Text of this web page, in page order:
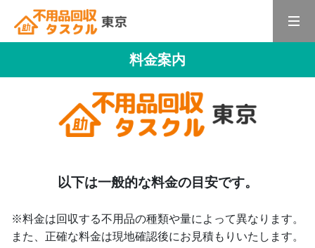
料金案内
以下は一般的な料金の目安です。
※料金は回収する不用品の種類や量によって異なります。
また、正確な料金は現地確認後にお見積もりいたします。